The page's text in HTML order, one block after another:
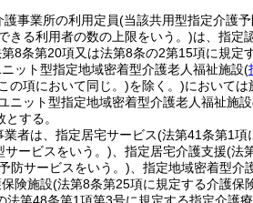
事業所の利用定員(当該共用型指定介護
きる利用者の数の上限をいう。)は、指定
8条第20項又は法第8条の2第15項に規定
ット型指定地域密着型介護老人福祉施設(
の項において同じ。)を除く。)においては
ニット型指定地域密着型介護老人福祉施
する。
者は、指定居宅サービス(法第41条第1項
サービスをいう。) 、指定居宅介護支援(法
防サービスをいう。) 、指定地域密着型
険施設(法第8条第25項に規定する介護保